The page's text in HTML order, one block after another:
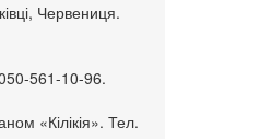
Червениця.
561-10-96.
«Кілікія». Тел.